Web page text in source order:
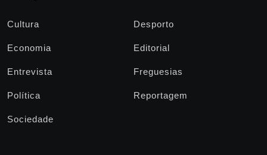
Cultura Desporto
Economia Editorial
Entrevista Freguesias
Política Reportagem
Sociedade